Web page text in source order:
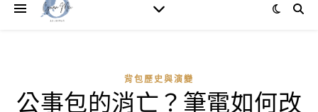
背包歷史與演變
公事包的消亡？筆電如何改